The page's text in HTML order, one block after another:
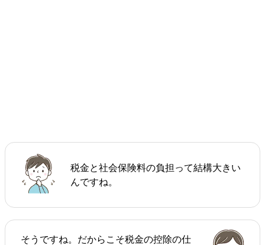
税金と社会保険料の負担って結構大きい
んですね。
そうですね。だからこそ税金の控除の仕